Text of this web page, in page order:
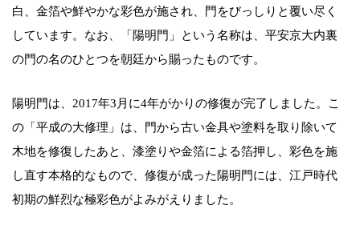
白、金箔や鮮やかな彩色が施され、門をびっしりと覆い尽く
しています。なお、「陽明門」という名称は、平安京大内裏
の門の名のひとつを朝廷から賜ったものです。
陽明門は、2017年3月に4年がかりの修復が完了しました。こ
の「平成の大修理」は、門から古い金具や塗料を取り除いて
木地を修復したあと、漆塗りや金箔による箔押し、彩色を施
し直す本格的なもので、修復が成った陽明門には、江戸時代
初期の鮮烈な極彩色がよみがえりました。